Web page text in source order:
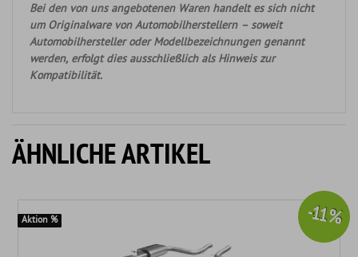
Bei den von uns angebotenen Waren handelt es sich nicht
um Originalware von Automobilherstellern – soweit
Automobilhersteller oder Modellbezeichnungen genannt
werden, erfolgt dies ausschließlich als Hinweis zur
Kompatibilität.
ÄHNLICHE ARTIKEL
-11 %
Aktion %